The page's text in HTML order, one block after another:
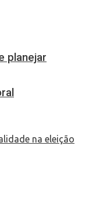
planejar